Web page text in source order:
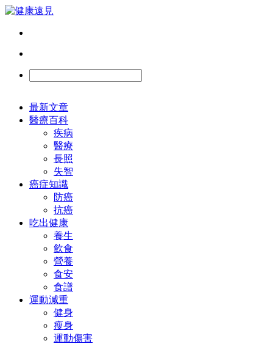
最新文章
醫療百科
疾病
醫療
長照
失智
癌症知識
防癌
抗癌
吃出健康
養生
飲食
營養
食安
食譜
運動減重
健身
瘦身
運動傷害